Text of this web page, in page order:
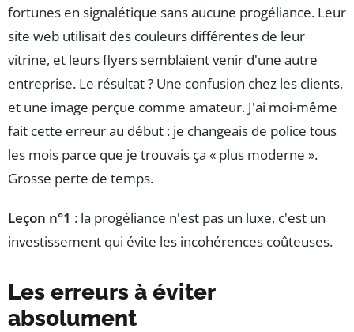
fortunes en signalétique sans aucune progéliance. Leur
site web utilisait des couleurs différentes de leur
vitrine, et leurs flyers semblaient venir d'une autre
entreprise. Le résultat ? Une confusion chez les clients,
et une image perçue comme amateur. J'ai moi-même
fait cette erreur au début : je changeais de police tous
les mois parce que je trouvais ça « plus moderne ».
Grosse perte de temps.
Leçon n°1 : la progéliance n'est pas un luxe, c'est un
investissement qui évite les incohérences coûteuses.
Les erreurs à éviter
absolument